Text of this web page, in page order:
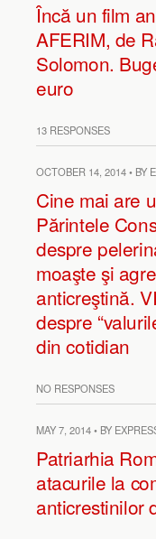
Încă un film
AFERIM, de
Solomon.
euro
13 RESPONSES
OCTOBER 14, 2014 • BY
Cine mai are
Părintele
despre
moaşte şi
anticreştină.
despre
din cotidian
NO RESPONSES
MAY 7, 2014 • BY
Patriarhia
atacurile la
anticrestinilor